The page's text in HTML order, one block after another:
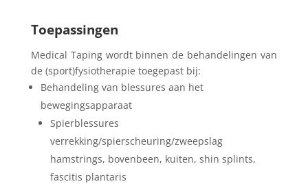
Toepassingen
Medical Taping wordt binnen de behandelingen van
de (sport)fysiotherapie toegepast bij:
Behandeling van blessures aan het
bewegingsapparaat
Spierblessures
verrekking/spierscheuring/zweepslag
hamstrings, bovenbeen, kuiten, shin splints,
fascitis plantaris